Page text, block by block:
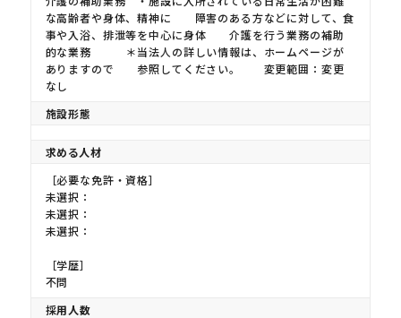
な高齢者や身体、精神に 障害のある方などに対して、食
事や入浴、排泄等を中心に身体 介護を行う業務の補助
的な業務 ＊当法人の詳しい情報は、ホームページが
ありますので 参照してください。 変更範囲：変更
なし
施設形態
求める人材
［必要な免許・資格］
未選択：
未選択：
未選択：
［学歴］
不問
採用人数